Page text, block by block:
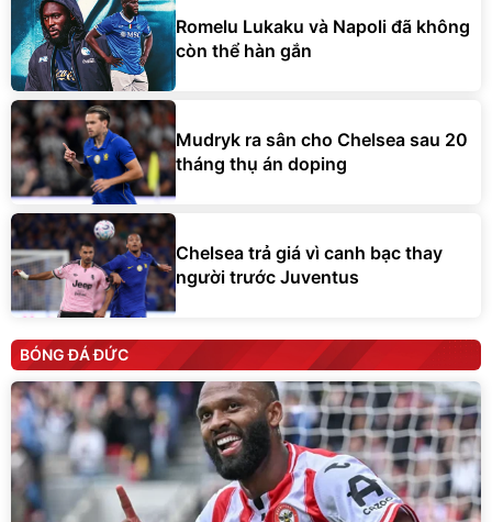
Romelu Lukaku và Napoli đã không
còn thể hàn gắn
Mudryk ra sân cho Chelsea sau 20
tháng thụ án doping
Chelsea trả giá vì canh bạc thay
người trước Juventus
BÓNG ĐÁ ĐỨC